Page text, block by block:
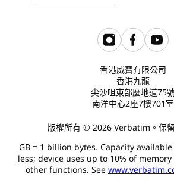
香港威寶有限公司
香港九龍
尖沙咀東部麼地道75
南洋中心2座7樓701室
版權所有 © 2026 Verbatim。保
GB = 1 billion bytes. Capacity
less; device uses up to 10% of
other functions. See